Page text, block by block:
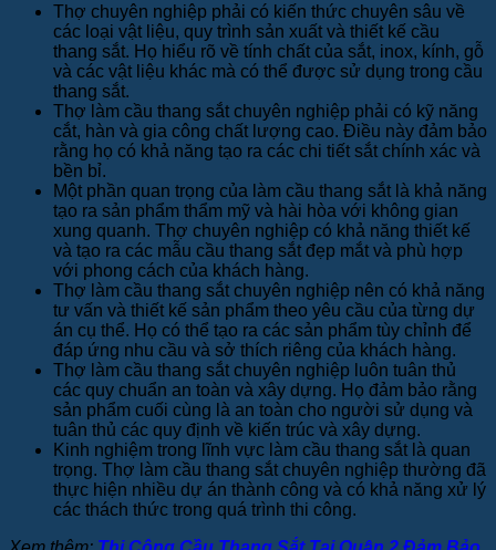
Thợ chuyên nghiệp phải có kiến thức chuyên sâu về
các loại vật liệu, quy trình sản xuất và thiết kế cầu
thang sắt. Họ hiểu rõ về tính chất của sắt, inox, kính, gỗ
và các vật liệu khác mà có thể được sử dụng trong cầu
thang sắt.
Thợ làm cầu thang sắt chuyên nghiệp phải có kỹ năng
cắt, hàn và gia công chất lượng cao. Điều này đảm bảo
rằng họ có khả năng tạo ra các chi tiết sắt chính xác và
bền bỉ.
Một phần quan trọng của làm cầu thang sắt là khả năng
tạo ra sản phẩm thẩm mỹ và hài hòa với không gian
xung quanh. Thợ chuyên nghiệp có khả năng thiết kế
và tạo ra các mẫu cầu thang sắt đẹp mắt và phù hợp
với phong cách của khách hàng.
Thợ làm cầu thang sắt chuyên nghiệp nên có khả năng
tư vấn và thiết kế sản phẩm theo yêu cầu của từng dự
án cụ thể. Họ có thể tạo ra các sản phẩm tùy chỉnh để
đáp ứng nhu cầu và sở thích riêng của khách hàng.
Thợ làm cầu thang sắt chuyên nghiệp luôn tuân thủ
các quy chuẩn an toàn và xây dựng. Họ đảm bảo rằng
sản phẩm cuối cùng là an toàn cho người sử dụng và
tuân thủ các quy định về kiến trúc và xây dựng.
Kinh nghiệm trong lĩnh vực làm cầu thang sắt là quan
trọng. Thợ làm cầu thang sắt chuyên nghiệp thường đã
thực hiện nhiều dự án thành công và có khả năng xử lý
các thách thức trong quá trình thi công.